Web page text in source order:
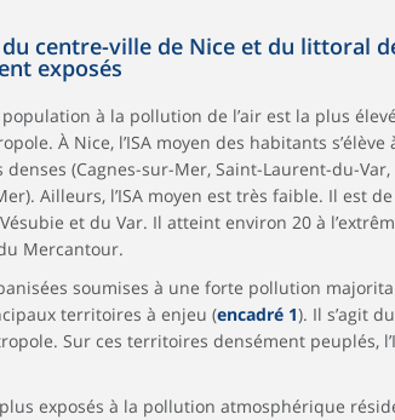
centre-ville de Nice et du littoral
exposés
à la pollution de l’air est la plus
À Nice, l’ISA moyen des habitants
(Cagnes-sur-Mer, Saint-Laurent-du-
Ailleurs, l’ISA moyen est très faible. Il est
et du Var. Il atteint environ 20 à
Mercantour.
soumises à une forte pollution
territoires à enjeu (encadré 1). Il s’agit
Sur ces territoires densément peuplés,
exposés à la pollution atmosphérique